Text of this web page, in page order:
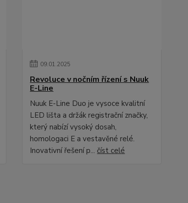
09.01.2025
Revoluce v nočním řízení s Nuuk
E-Line
Nuuk E-Line Duo je vysoce kvalitní
LED lišta a držák registrační značky,
který nabízí vysoký dosah,
homologaci E a vestavěné relé.
Inovativní řešení p...číst celé